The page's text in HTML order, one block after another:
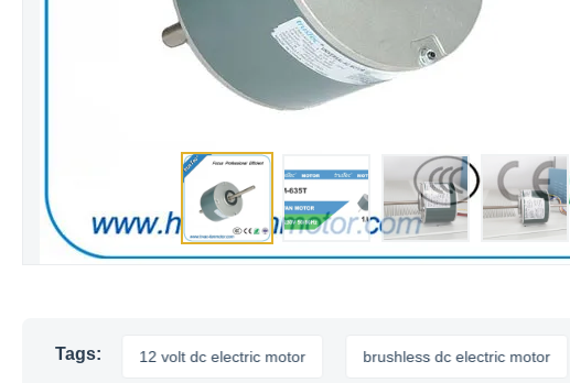
Tags:12 volt dc electric motor brushless dc electric motor